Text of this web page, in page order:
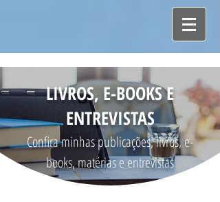
LIVROS, E-BOOKS E
ENTREVISTAS
Confira minhas publicações, livros, e-
books, matérias e entrevistas